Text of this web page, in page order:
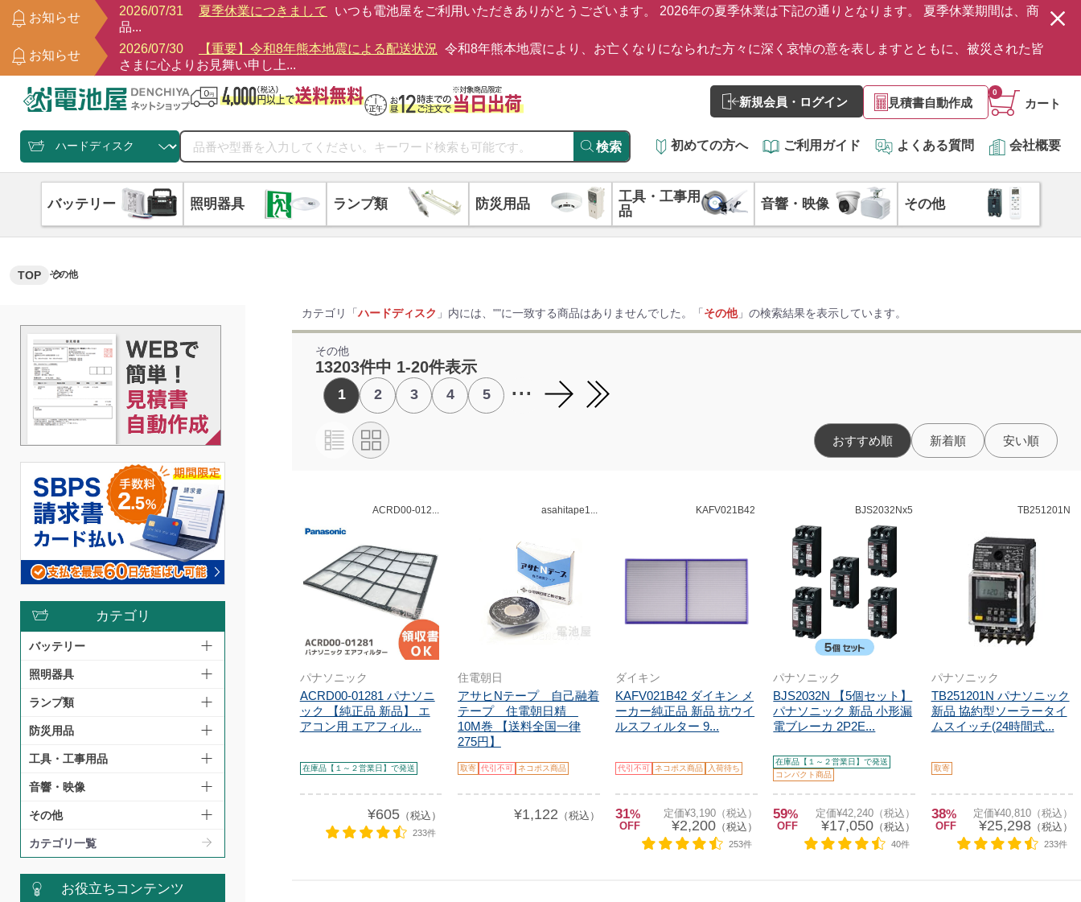
お知らせ
2026/07/31 夏季休業につきまして
いつも電池屋をご利用いただきありがとうございます。 2026年の夏季休業は下記の通りとなります。 夏季休業期間は、商
品...
お知らせ
2026/07/30 【重要】令和8年熊本地震による配送状況 令和8年熊本地震により、お亡くなりになられた方々に深く哀悼の意を表しますとともに、被災された皆
さまに心よりお見舞い申し上...
新規会員・ログイン 見積書自動作成 カート
0
検索 初めての方へ ご利用ガイド よくある質問 会社概要
バッテリー 照明器具 ランプ類 防災用品
工具・工事用
品
音響・映像 その他
TOP その他
カテゴリ
バッテリー
照明器具
ランプ類
防災用品
工具・工事用品
音響・映像
その他
カテゴリ一覧
お役立ちコンテンツ
カテゴリ「ハードディスク 」内には、""に一致する商品はありませんでした。「 その他」の検索結果を表示しています。
その他
13203件中 1-20件表示
1 2 3 4 5 ...
おすすめ順 新着順 安い順
ACRD00-012...
パナソニック
ACRD00-01281 パナソニ
ック 【純正品 新品】 エ
アコン用 エアフィル...
在庫品【１～２営業日】で発送
¥605 （税込）
233件
asahitape1...
住電朝日
アサヒNテープ 自己融着
テープ 住電朝日精
10M巻 【送料全国一律
275円】
取寄 代引不可 ネコポス商品
¥1,122 （税込）
KAFV021B42
ダイキン
KAFV021B42 ダイキン メ
ーカー純正品 新品 抗ウイ
ルスフィルター 9...
代引不可 ネコポス商品 入荷待ち
31%
OFF
定価¥3,190（税込）
¥2,200（税込）
253件
BJS2032Nx5
パナソニック
BJS2032N 【5個セット】
パナソニック 新品 小形漏
電ブレーカ 2P2E...
在庫品【１～２営業日】で発送
コンパクト商品
59%
OFF
定価¥42,240（税込）
¥17,050（税込）
40件
TB251201N
パナソニック
TB251201N パナソニック
新品 協約型ソーラータイ
ムスイッチ(24時間式...
取寄
38%
OFF
定価¥40,810（税込）
¥25,298 （税込）
233件